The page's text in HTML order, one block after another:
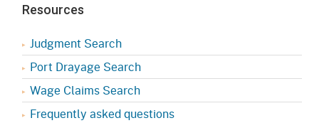
Resources
Judgment Search
Port Drayage Search
Wage Claims Search
Frequently asked questions